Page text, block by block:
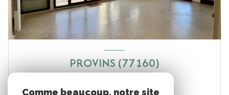
PROVINS (77160)
Comme beaucoup, notre site